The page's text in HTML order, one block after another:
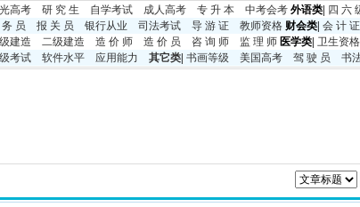
高考 研 究 生 自学考试 成人高考 专 升 本 中考会考 外语类| 四 六
员 报 关 员 银行从业 司法考试 导 游 证 教师资格 财会类| 会 计 证
建造 二级建造 造 价 师 造 价 员 咨 询 师 监 理 师 医学类| 卫生资格
考试 软件水平 应用能力 其它类 书画等级 美国高考 驾 驶 员 书